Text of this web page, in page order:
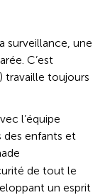
surveillance, une
C’est
travaille toujours
l’équipe
des enfants et
de tout le
un esprit